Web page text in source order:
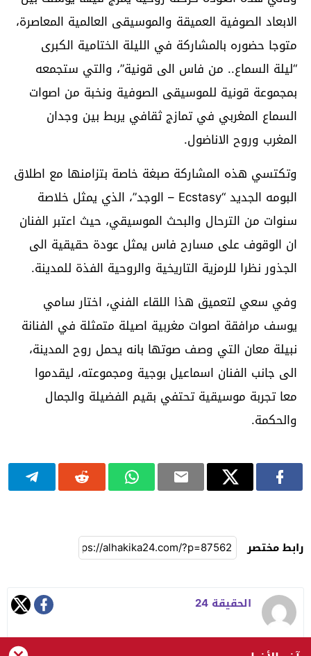
الابعاد الصوفية العميقة والموسيقى العالمية المعاصرة،
متوجا حضوره بالمشاركة في الليلة الختامية الكبرى
“ليلة السماع.. من فاس الى قونية”، والتي ستجمعه
بمجموعة قونية للموسيقى الصوفية ونخبة من اصوات
السماع المغربي في تمازج ثقافي يربط بين وجدان
المغرب وروح الاناضول.
وتكتسي هذه المشاركة صبغة خاصة بتزامنها مع اطلاق
البومه الجديد “Ecstasy – الوجد”، الذي يمثل خلاصة
سنوات من الترحال والبحث الموسيقي، حيث اعتبر الفنان
ان الوقوف على مسارح فاس يمثل عودة حقيقية الى
الجذور نظرا للرمزية التاريخية والروحية الفذة للمدينة.
وفي سعي لتعميق هذا اللقاء الفني، اختار سامي
يوسف مرافقة اصوات مغربية اصيلة متمثلة في الفنانة
نبيلة معان التي وصف صوتها بانه يحمل روح المدينة،
الى جانب الفنان اسماعيل بوجية ومجموعته، ليقدموا
معا تجربة موسيقية تحتفي بقيم الفضيلة والجمال
والحكمة.
رابط مختصر
الحقيقة 24